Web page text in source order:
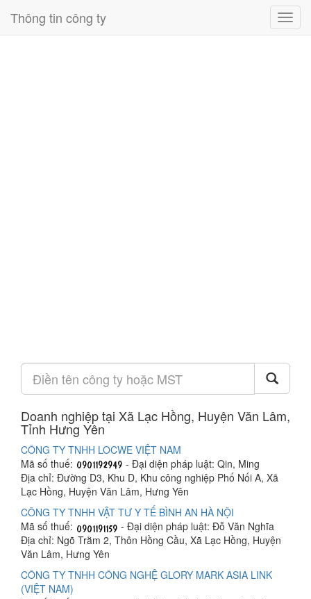
Thông tin công ty
Doanh nghiệp tại Xã Lạc Hồng, Huyện Văn Lâm,
Tỉnh Hưng Yên
CÔNG TY TNHH LOCWE VIỆT NAM
Mã số thuế:
- Đại diện pháp luật: Qin, Ming
Địa chỉ: Đường D3, Khu D, Khu công nghiệp Phố Nối A, Xã
Lạc Hồng, Huyện Văn Lâm, Hưng Yên
CÔNG TY TNHH VẬT TƯ Y TẾ BÌNH AN HÀ NỘI
Mã số thuế:
- Đại diện pháp luật: Đỗ Văn Nghĩa
Địa chỉ: Ngõ Trằm 2, Thôn Hồng Cầu, Xã Lạc Hồng, Huyện
Văn Lâm, Hưng Yên
CÔNG TY TNHH CÔNG NGHỆ GLORY MARK ASIA LINK
(VIỆT NAM)